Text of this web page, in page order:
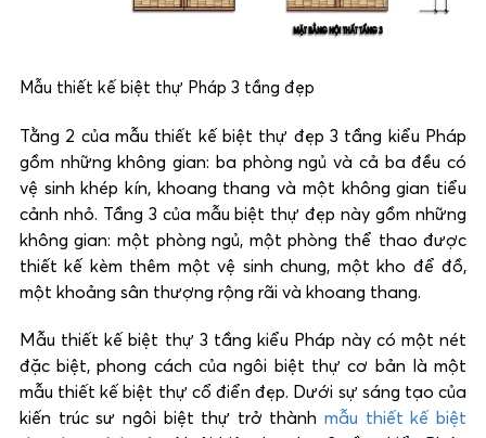
Mẫu thiết kế biệt thự Pháp 3 tầng đẹp
Tằng 2 của mẫu thiết kế biệt thự đẹp 3 tầng kiểu Pháp
gồm những không gian: ba phòng ngủ và cả ba đều có
vệ sinh khép kín, khoang thang và một không gian tiểu
cảnh nhỏ. Tầng 3 của mẫu biệt thự đẹp này gồm những
không gian: một phòng ngủ, một phòng thể thao được
thiết kế kèm thêm một vệ sinh chung, một kho để đồ,
một khoảng sân thượng rộng rãi và khoang thang.
Mẫu thiết kế biệt thự 3 tầng kiểu Pháp này có một nét
đặc biệt, phong cách của ngôi biệt thự cơ bản là một
mẫu thiết kế biệt thự cổ điển đẹp. Dưới sự sáng tạo của
kiến trúc sư ngôi biệt thự trở thànhmẫu thiết kế biệt